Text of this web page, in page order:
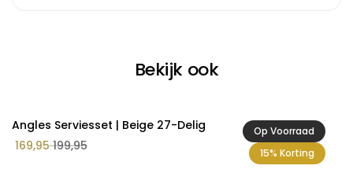
Bekijk ook
Op Voorraad
15% Korting
Angles Serviesset | Beige 27-Delig
169,95199,95